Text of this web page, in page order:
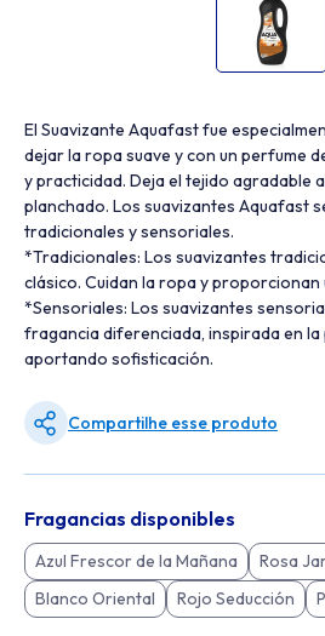
El Suavizante Aquafast fue
dejar la ropa suave y con un perfume
y practicidad. Deja el tejido agradable
planchado. Los suavizantes Aquafast
tradicionales y sensoriales.
*Tradicionales: Los suavizantes
clásico. Cuidan la ropa y proporcionan
*Sensoriales: Los suavizantes
fragancia diferenciada, inspirada en
aportando sofisticación.
Compartilhe esse produto
Fragancias disponibles
Azul Frescor de la Mañana
Rosa
Blanco Oriental
Rojo Seducción